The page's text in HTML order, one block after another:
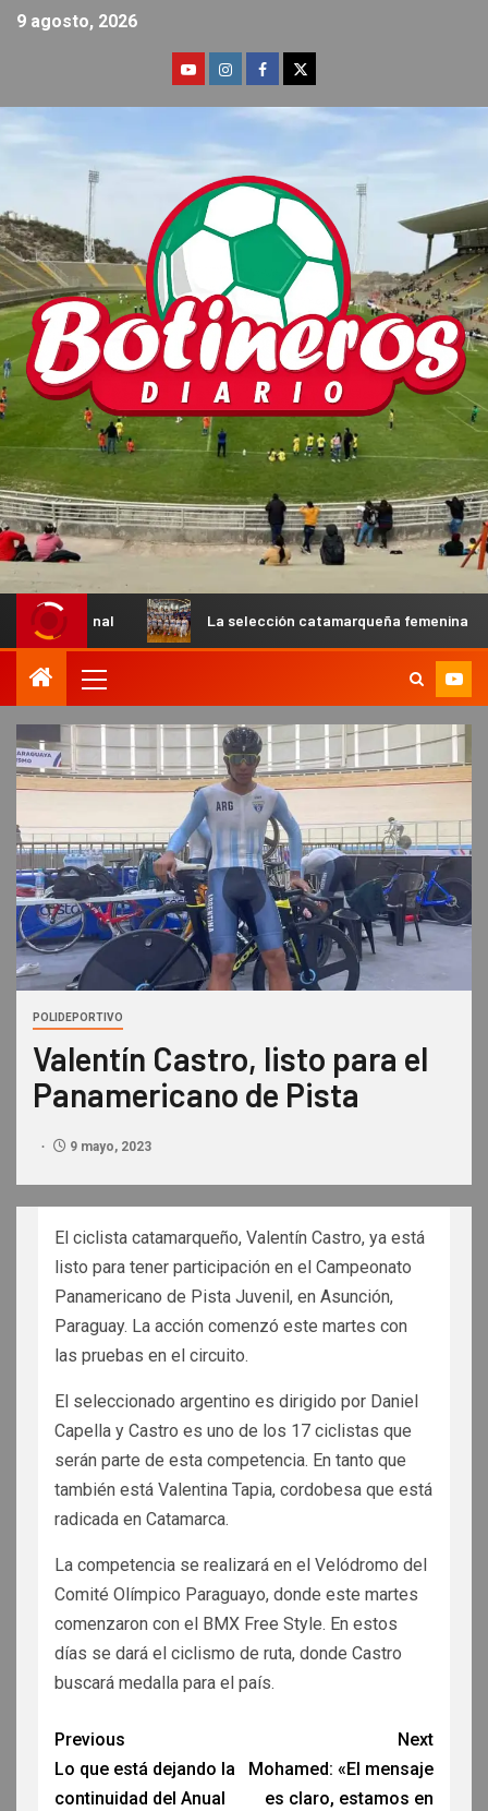
9 agosto, 2026
La selección catamarqueña femenina de básquet U13
POLIDEPORTIVO
Valentín Castro, listo para el
Panamericano de Pista
9 mayo, 2023
El ciclista catamarqueño, Valentín Castro, ya está
listo para tener participación en el Campeonato
Panamericano de Pista Juvenil, en Asunción,
Paraguay. La acción comenzó este martes con
las pruebas en el circuito.
El seleccionado argentino es dirigido por Daniel
Capella y Castro es uno de los 17 ciclistas que
serán parte de esta competencia. En tanto que
también está Valentina Tapia, cordobesa que está
radicada en Catamarca.
La competencia se realizará en el Velódromo del
Comité Olímpico Paraguayo, donde este martes
comenzaron con el BMX Free Style. En estos
días se dará el ciclismo de ruta, donde Castro
buscará medalla para el país.
Previous
Lo que está dejando la
continuidad del Anual
Next
Mohamed: «El mensaje
es claro, estamos en